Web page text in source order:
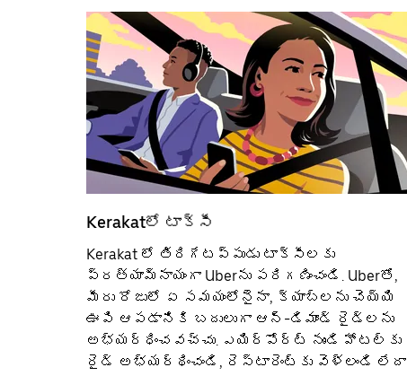
Kerakatలో టాక్సీ
Kerakat లో తిరిగేటప్పుడు టాక్సీలకు
ప్రత్యామ్నాయంగా Uberను పరిగణించండి. Uberతో,
మీరు రోజులో ఏ సమయంలోనైనా, క్యాబ్‌లను చెయ్యి
ఊపి ఆపడానికి బదులుగా ఆన్-డిమాండ్ రైడ్‌లను
అభ్యర్ధించవచ్చు. ఎయిర్؜పోర్ట్ నుండి హోటల్‌కు
రైడ్ అభ్యర్థించండి, రెస్టారెంట్‌కు వెళ్లండి లేదా